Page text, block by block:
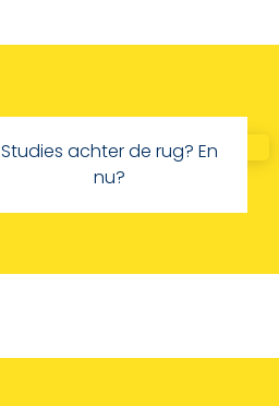
Studies achter de rug? En
nu?